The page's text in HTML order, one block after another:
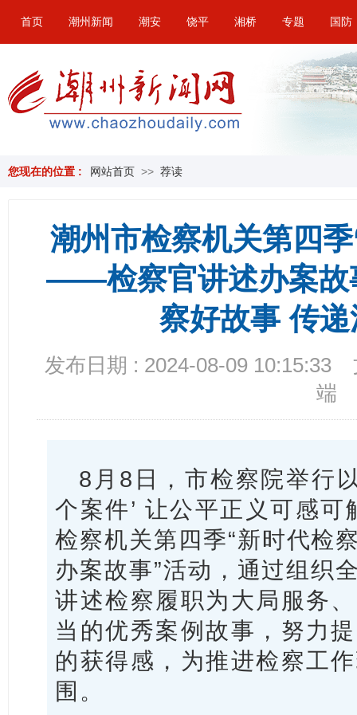
首页 潮州新闻 潮安 饶平 湘桥 专题 国防
您现在的位置 : 网站首页 >> 荐读
潮州市检察机关第四
——检察官讲述办案故
察好故事 传
发布日期 : 2024-08-09 10:15:33
端
8月8日，市检察院举行
个案件’ 让公平正义可感
检察机关第四季“新时代
办案故事”活动，通过组织
讲述检察履职为大局服务
当的优秀案例故事，努力
的获得感，为推进检察工
围。